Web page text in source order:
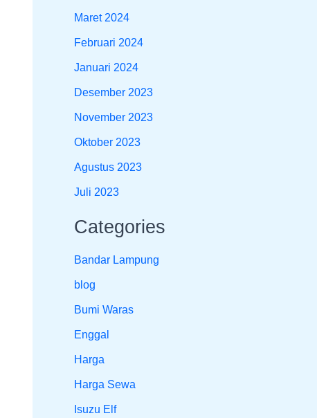
Maret 2024
Februari 2024
Januari 2024
Desember 2023
November 2023
Oktober 2023
Agustus 2023
Juli 2023
Categories
Bandar Lampung
blog
Bumi Waras
Enggal
Harga
Harga Sewa
Isuzu Elf